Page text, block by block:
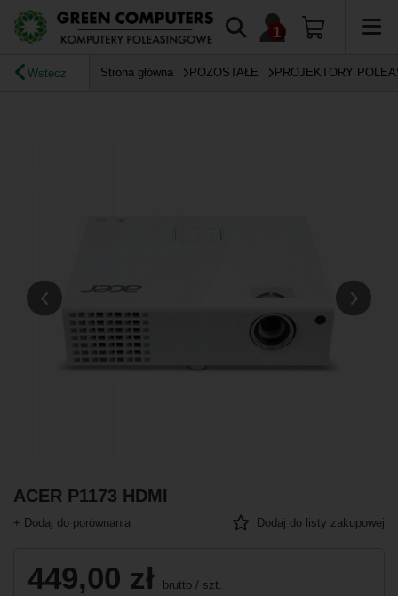
Wstecz Strona główna POZOSTAŁE PROJEKTORY
ACER P1173 HDMI
+ Dodaj do porównania Dodaj do listy zakupowej
449,00 zł brutto / szt.